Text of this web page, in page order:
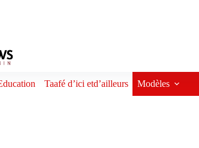
Taafé d’ici etd’ailleurs Modèles